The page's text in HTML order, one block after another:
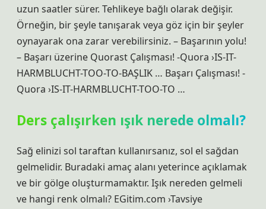
uzun saatler sürer. Tehlikeye bağlı olarak değişir.
Örneğin, bir şeyle tanışarak veya göz için bir şeyler
oynayarak ona zarar verebilirsiniz. – Başarının yolu!
– Başarı üzerine Quorast Çalışması! -Quora ›IS-IT-
HARMBLUCHT-TOO-TO-BAŞLIK … Başarı Çalışması! -
Quora ›IS-IT-HARMBLUCHT-TOO-TO …
Ders çalışırken ışık nerede olmalı?
Sağ elinizi sol taraftan kullanırsanız, sol el sağdan
gelmelidir. Buradaki amaç alanı yeterince açıklamak
ve bir gölge oluşturmamaktır. Işık nereden gelmeli
ve hangi renk olmalı? EGitim.com ›Tavsiye